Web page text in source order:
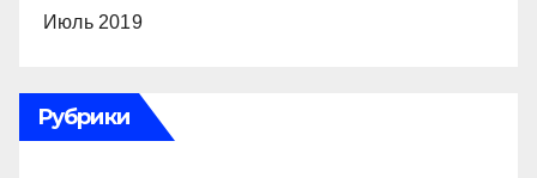
Июль 2019
Рубрики